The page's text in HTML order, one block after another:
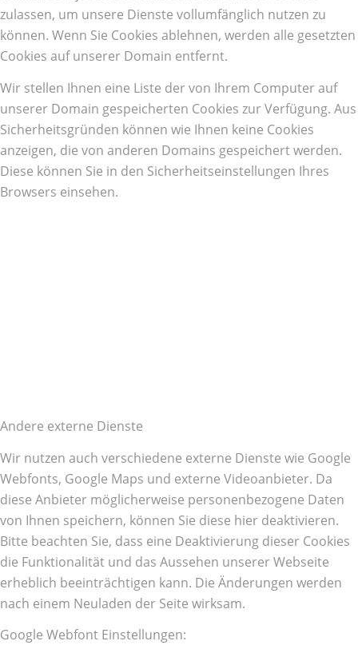
zulassen, um unsere Dienste vollumfänglich nutzen zu
können. Wenn Sie Cookies ablehnen, werden alle gesetzten
Cookies auf unserer Domain entfernt.
Wir stellen Ihnen eine Liste der von Ihrem Computer auf
unserer Domain gespeicherten Cookies zur Verfügung. Aus
Sicherheitsgründen können wie Ihnen keine Cookies
anzeigen, die von anderen Domains gespeichert werden.
Diese können Sie in den Sicherheitseinstellungen Ihres
Browsers einsehen.
Andere externe Dienste
Wir nutzen auch verschiedene externe Dienste wie Google
Webfonts, Google Maps und externe Videoanbieter. Da
diese Anbieter möglicherweise personenbezogene Daten
von Ihnen speichern, können Sie diese hier deaktivieren.
Bitte beachten Sie, dass eine Deaktivierung dieser Cookies
die Funktionalität und das Aussehen unserer Webseite
erheblich beeinträchtigen kann. Die Änderungen werden
nach einem Neuladen der Seite wirksam.
Google Webfont Einstellungen: